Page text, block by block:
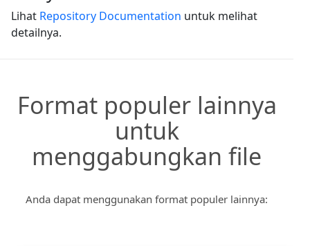
Lihat Repository Documentation untuk melihat
detailnya.
Format populer lainnya
untuk
menggabungkan file
Anda dapat menggunakan format populer lainnya: